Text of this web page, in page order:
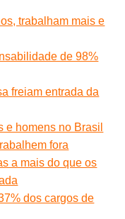
trabalham mais e
de 98%
freiam entrada da
e homens no Brasil
fora
a mais do que os
dos cargos de